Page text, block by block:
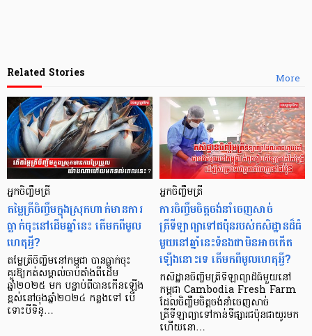
More
Related Stories
អ្នកចិញ្ចឹមត្រី
តម្លៃត្រីចិញ្ចឹមក្នុងស្រុកហាក់មានការ
ធ្លាក់ចុះនៅដើមឆ្នាំនេះ តើមកពីមូល
ហេតុអ្វី?
តម្លៃត្រីចិញ្ចឹមនៅកម្ពុជា បានធ្លាក់ចុះ
គួរឱ្យកត់សម្គាល់ចាប់តាំងពីដើម
ឆ្នាំ២០២៥ មក បន្ទាប់ពីបានកើនឡើង
ខ្ពស់នៅចុងឆ្នាំ២០២៤ កន្លងទៅ បើ
ទោះបីទិន្…
អ្នកចិញ្ចឹមត្រី
ការចិញ្ចឹមចិត្តចង់នាំចេញសាច់
ត្រីទីឡាព្យាទៅជប៉ុនរបស់កសិដ្ឋានដ៏ធំ
មួយនៅឆ្នាំនេះទំនងជាមិនអាចកើត
ឡើងនោះទេ តើមកពីមូលហេតុអ្វី?
កសិដ្ឋានចិញ្ចឹមត្រីទីឡាព្យាដ៏ធំមួយនៅ
កម្ពុជា Cambodia Fresh Farm
ដែលចិញ្ចឹមចិត្តចង់នាំចេញសាច់
ត្រីទីឡាព្យាទៅកាន់ទីផ្សារជប៉ុនជាយូរមក
ហើយនោ…